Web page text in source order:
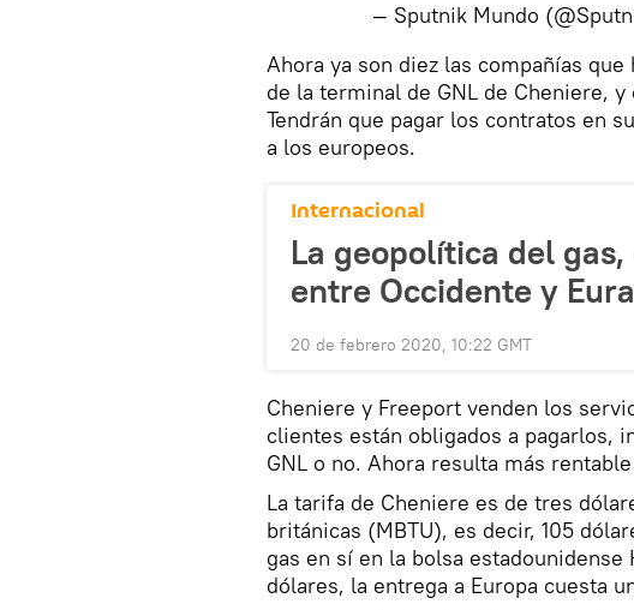
— Sputnik Mundo
Ahora ya son diez las compañías que
de la terminal de GNL de Cheniere,
Tendrán que pagar los contratos en
a los europeos.
Internacional
La geopolítica del
entre Occidente y
20 de febrero 2020, 10:22 GMT
Cheniere y Freeport venden los
clientes están obligados a pagarlos,
GNL o no. Ahora resulta más
La tarifa de Cheniere es de tres
británicas (MBTU), es decir, 105
gas en sí en la bolsa
dólares, la entrega a Europa cuesta